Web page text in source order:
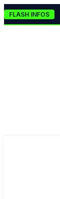
FLASH INFOS